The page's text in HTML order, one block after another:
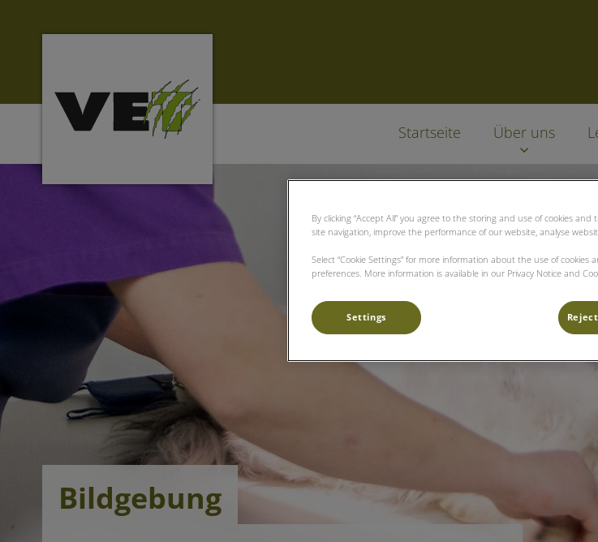
Homepage Clinique vétérinaire Delémont
Startseite Über uns
Bildgebung
By clicking “Accept All” you agree to the storing and use of cookies
site navigation, improve the performance of our website, analyse
Select “Cookie Settings” for more information about the use of
preferences. More information is available in our Privacy Notice and
Settings